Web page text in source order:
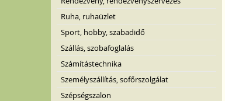
Ruha, ruhaüzlet
Sport, hobby, szabadidő
Szállás, szobafoglalás
Számítástechnika
Személyszállítás, sofőrszolgálat
Szépségszalon